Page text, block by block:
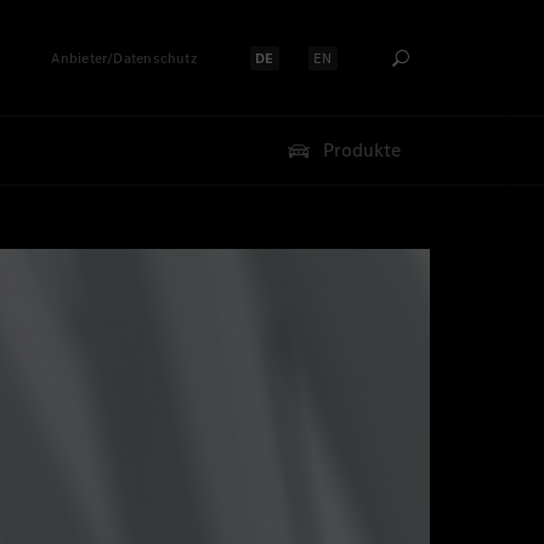
Anbieter/Datenschutz Sprache auswählen:
DE Sprache auswählen:
EN
Produkte